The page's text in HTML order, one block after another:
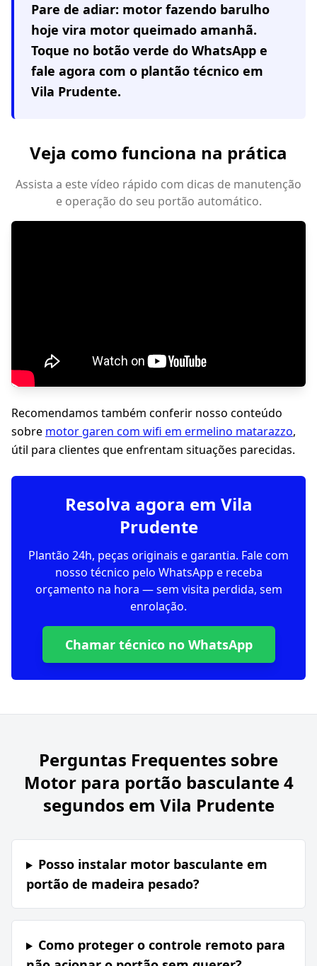
Pare de adiar: motor fazendo barulho
hoje vira motor queimado amanhã.
Toque no botão verde do WhatsApp e
fale agora com o plantão técnico em
Vila Prudente.
Veja como funciona na prática
Assista a este vídeo rápido com dicas de manutenção
e operação do seu portão automático.
Recomendamos também conferir nosso conteúdo
sobre motor garen com wifi em ermelino matarazzo,
útil para clientes que enfrentam situações parecidas.
Resolva agora em Vila
Prudente
Plantão 24h, peças originais e garantia. Fale com
nosso técnico pelo WhatsApp e receba
orçamento na hora — sem visita perdida, sem
enrolação.
Chamar técnico no WhatsApp
Perguntas Frequentes sobre
Motor para portão basculante 4
segundos em Vila Prudente
Posso instalar motor basculante em
portão de madeira pesado?
Como proteger o controle remoto para